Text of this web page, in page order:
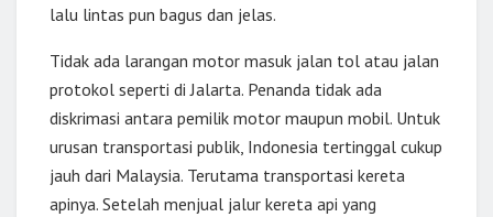
lalu lintas pun bagus dan jelas.
Tidak ada larangan motor masuk jalan tol atau jalan
protokol seperti di Jalarta. Penanda tidak ada
diskrimasi antara pemilik motor maupun mobil. Untuk
urusan transportasi publik, Indonesia tertinggal cukup
jauh dari Malaysia. Terutama transportasi kereta
apinya. Setelah menjual jalur kereta api yang